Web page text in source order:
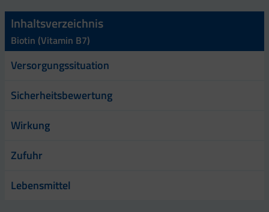
Inhaltsverzeichnis
Biotin (Vitamin B7)
Versorgungssituation
Sicherheitsbewertung
Wirkung
Zufuhr
Lebensmittel